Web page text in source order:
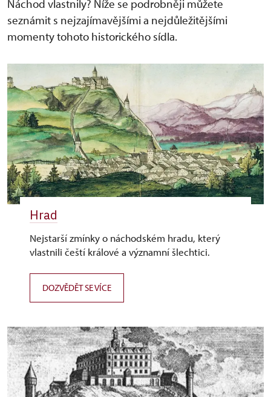
Náchod vlastnily? Níže se podrobněji můžete
seznámit s nejzajímavějšími a nejdůležitějšími
momenty tohoto historického sídla.
Hrad
Nejstarší zmínky o náchodském hradu, který
vlastnili čeští králové a významní šlechtici.
DOZVĚDĚT SE VÍCE